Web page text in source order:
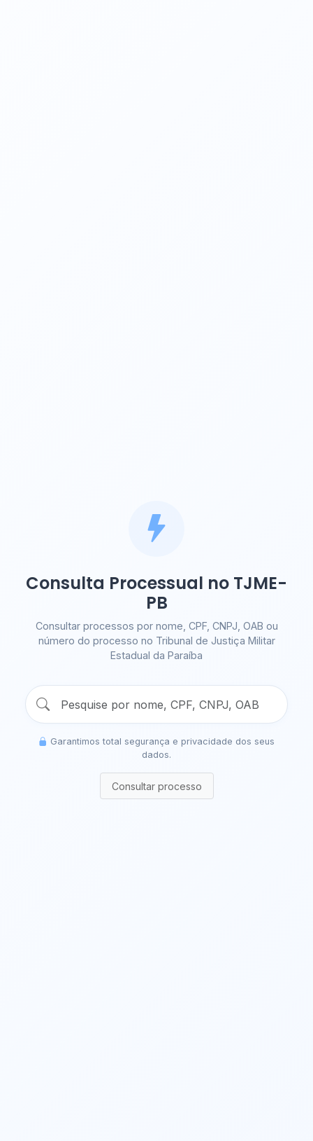
Consulta Processual no TJME-
PB
Consultar processos por nome, CPF, CNPJ, OAB ou
número do processo no Tribunal de Justiça Militar
Estadual da Paraíba
Garantimos total segurança e privacidade dos seus
dados.
Consultar processo